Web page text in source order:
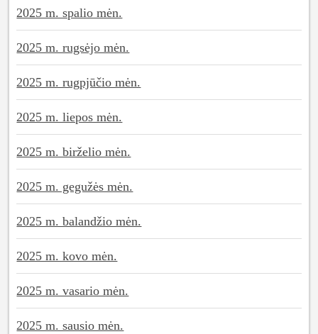
2025 m. spalio mėn.
2025 m. rugsėjo mėn.
2025 m. rugpjūčio mėn.
2025 m. liepos mėn.
2025 m. birželio mėn.
2025 m. gegužės mėn.
2025 m. balandžio mėn.
2025 m. kovo mėn.
2025 m. vasario mėn.
2025 m. sausio mėn.